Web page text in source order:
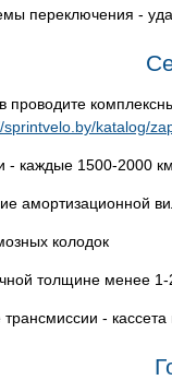
переключения -
проводите
sprintvelo.by/katalog/
- каждые 1500-2000
амортизационной
колодок
толщине менее
-